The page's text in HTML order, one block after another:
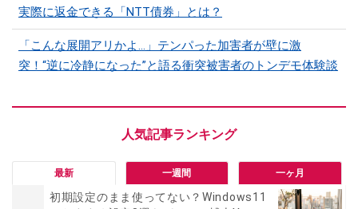
実際に返金できる「NTT債券」とは？
「こんな展開アリかよ…」テンパった加害者が壁に激
突！“逆に冷静になった”と語る衝突被害者のトンデモ体験談
最新 一週間 一ヶ月
初期設定のまま使ってない？Windows11